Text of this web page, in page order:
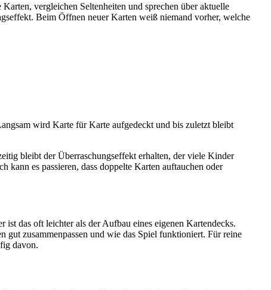
vergleichen Seltenheiten und sprechen über aktuelle
Beim Öffnen neuer Karten weiß niemand vorher, welche
wird Karte für Karte aufgedeckt und bis zuletzt bleibt
bleibt der Überraschungseffekt erhalten, der viele Kinder
kann es passieren, dass doppelte Karten auftauchen oder
das oft leichter als der Aufbau eines eigenen Kartendecks.
gut zusammenpassen und wie das Spiel funktioniert. Für reine
davon.